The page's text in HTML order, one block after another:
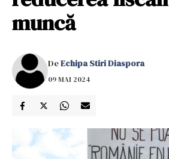
muncă
DeEchipa Stiri Diaspora
09 MAI 2024